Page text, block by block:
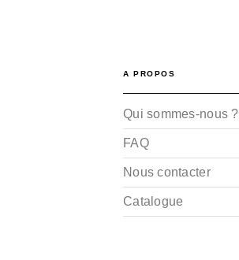
A PROPOS
Qui sommes-nous ?
FAQ
Nous contacter
Catalogue